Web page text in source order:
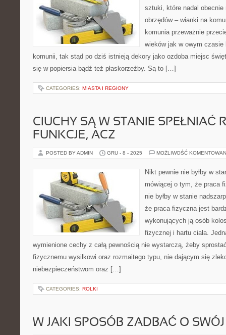
sztuki, które nadal obecnie
obrzędów – wianki na
komunia przeważnie
wieków jak w owym czasie
komunii, tak stąd po dziś istnieją dekory jako ozdoba miejsc
się w popiersia bądź też płaskorzeźby. Są to […]
CATEGORIES: MIASTA I REGIONY
CIUCHY SĄ W STANIE SPEŁNIAĆ
FUNKCJE, ACZ
POSTED BY ADMIN GRU - 8 - 2025 MOŻLIWOŚĆ
Nikt pewnie nie byłby w
mówiącej o tym, że praca
nie byłby w stanie
że praca fizyczna jest
wykonujących ją osób
fizycznej i hartu ciała.
wymienione cechy z całą pewnością nie wystarczą, żeby
fizycznemu wysiłkowi oraz rozmaitego typu, nie dającym się
niebezpieczeństwom oraz […]
CATEGORIES: ROLKI
W JAKI SPOSÓB ZADBAĆ O